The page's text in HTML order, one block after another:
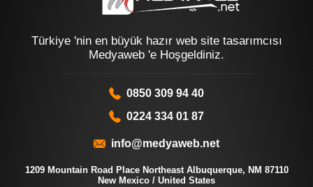
Türkiye 'nin en büyük hazır web site tasarımcısı
Medyaweb 'e Hoşgeldiniz.
0850 309 94 40
0224 334 01 87
info@medyaweb.net
1209 Mountain Road Place Northeast Albuquerque, NM 87110
New Mexico / United States